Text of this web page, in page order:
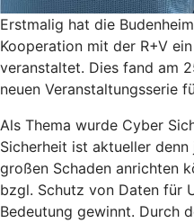
Erstmalig hat die
Kooperation mit der R+V
veranstaltet. Dies fand am
neuen Veranstaltungsserie
Als Thema wurde Cyber
Sicherheit ist aktueller denn
großen Schaden anrichten
bzgl. Schutz von Daten für
Bedeutung gewinnt. Durch